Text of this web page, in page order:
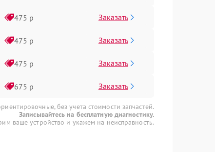
475 р Заказать
475 р Заказать
475 р Заказать
675 р Заказать
без учета стоимости запчастей.
Записывайтесь на бесплатную диагностику.
ваше устройство и укажем на неисправность.